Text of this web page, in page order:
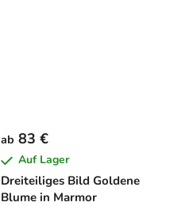
Dreiteiliges Bild Goldene
Blume in Marmor
ab 83 €
Auf Lager